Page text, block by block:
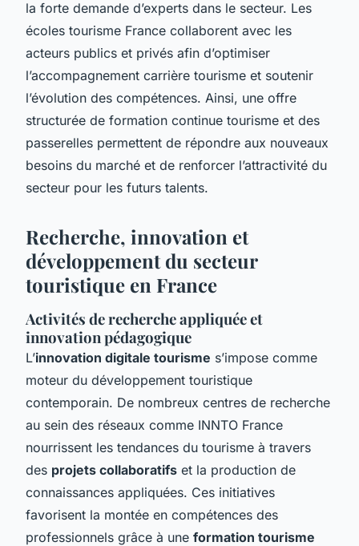
la forte demande d’experts dans le secteur. Les
écoles tourisme France collaborent avec les
acteurs publics et privés afin d’optimiser
l’accompagnement carrière tourisme et soutenir
l’évolution des compétences. Ainsi, une offre
structurée de formation continue tourisme et des
passerelles permettent de répondre aux nouveaux
besoins du marché et de renforcer l’attractivité du
secteur pour les futurs talents.
Recherche, innovation et
développement du secteur
touristique en France
Activités de recherche appliquée et
innovation pédagogique
L’innovation digitale tourisme s’impose comme
moteur du développement touristique
contemporain. De nombreux centres de recherche
au sein des réseaux comme INNTO France
nourrissent les tendances du tourisme à travers
des projets collaboratifs et la production de
connaissances appliquées. Ces initiatives
favorisent la montée en compétences des
professionnels grâce à une formation tourisme